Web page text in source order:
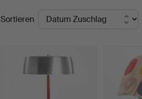
Endpreise
Sortieren